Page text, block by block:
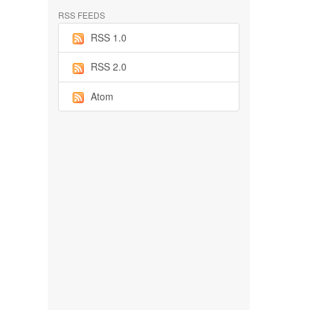
RSS FEEDS
RSS 1.0
RSS 2.0
Atom